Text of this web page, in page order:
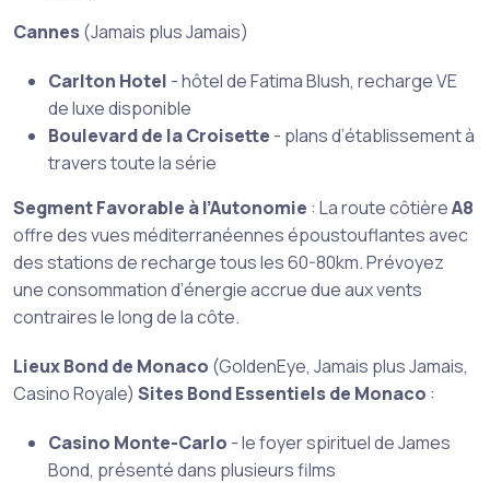
Cannes(Jamais plus Jamais)
Carlton Hotel - hôtel de Fatima Blush, recharge VE
de luxe disponible
Boulevard de la Croisette - plans d’établissement à
travers toute la série
Segment Favorable à l’Autonomie : La route côtièreA8
offre des vues méditerranéennes époustouflantes avec
des stations de recharge tous les 60-80km. Prévoyez
une consommation d’énergie accrue due aux vents
contraires le long de la côte.
Lieux Bond de Monaco (GoldenEye, Jamais plus Jamais,
Casino Royale) Sites Bond Essentiels de Monaco :
Casino Monte-Carlo - le foyer spirituel de James
Bond, présenté dans plusieurs films